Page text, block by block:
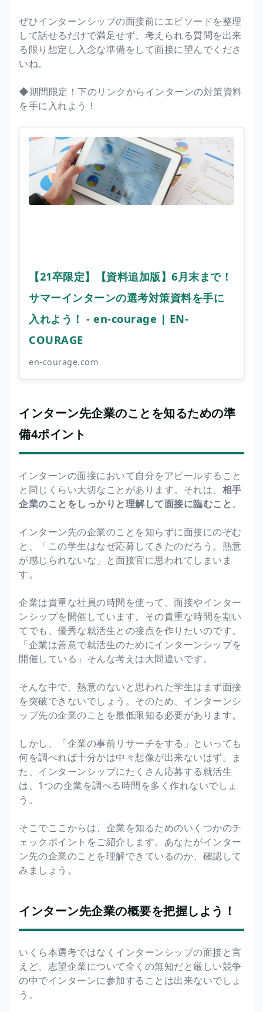
ぜひインターンシップの面接前にエピソードを整理
して話せるだけで満足せず、考えられる質問を出来
る限り想定し入念な準備をして面接に望んでくださ
いね。
◆期間限定！下のリンクからインターンの対策資料
を手に入れよう！
【21卒限定】【資料追加版】6月末まで！
サマーインターンの選考対策資料を手に
入れよう！ - en-courage | EN-
COURAGE
en-courage.com
インターン先企業のことを知るための準
備4ポイント
インターンの面接において自分をアピールすること
と同じくらい大切なことがあります。それは、 相手
企業のことをしっかりと理解して面接に臨むこと。
インターン先の企業のことを知らずに面接にのぞむ
と、「この学生はなぜ応募してきたのだろう。熱意
が感じられないな」と面接官に思われてしまいま
す。
企業は貴重な社員の時間を使って、面接やインター
ンシップを開催しています。その貴重な時間を割い
てでも、優秀な就活生との接点を作りたいのです。
「企業は善意で就活生のためにインターンシップを
開催している」そんな考えは大間違いです。
そんな中で、熱意のないと思われた学生はまず面接
を突破できないでしょう。そのため、インターンシ
ップ先の企業のことを最低限知る必要があります。
しかし、「企業の事前リサーチをする」といっても
何を調べれば十分かは中々想像が出来ないはず。ま
た、インターンシップにたくさん応募する就活生
は、1つの企業を調べる時間を多く作れないでしょ
う。
そこでここからは、企業を知るためのいくつかのチ
ェックポイントをご紹介します。あなたがインター
ン先の企業のことを理解できているのか、確認して
みましょう。
インターン先企業の概要を把握しよう！
いくら本選考ではなくインターンシップの面接と言
えど、志望企業について全くの無知だと厳しい競争
の中でインターンに参加することは出来ないでしょ
う。